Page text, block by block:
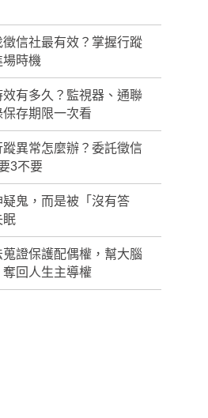
信社最有效？掌握行蹤
時機
有多久？監視器、通聯
存期限一次看
異常怎麼辦？委託徵信
3不要
鬼，而是被「沒有答
眠
證保護配偶權，幫大腦
奪回人生主導權